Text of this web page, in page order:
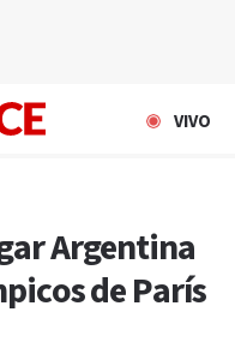
VIVO
Argentina
de París